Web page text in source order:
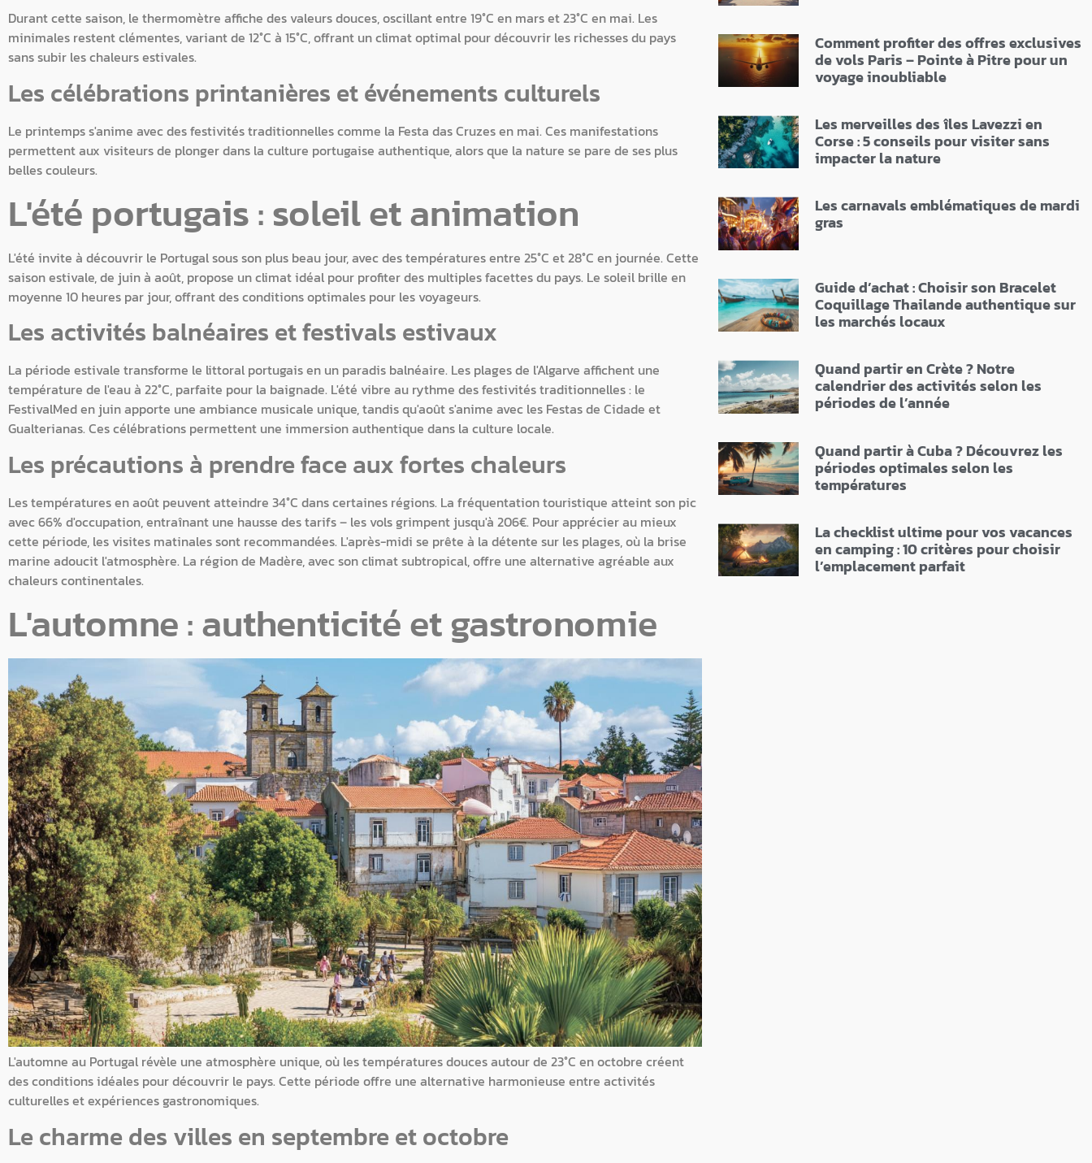
Durant cette saison, le thermomètre affiche des valeurs douces, oscillant entre 19°C en mars et 23°C en mai. Les
minimales restent clémentes, variant de 12°C à 15°C, offrant un climat optimal pour découvrir les richesses du pays
sans subir les chaleurs estivales.
Les célébrations printanières et événements culturels
Le printemps s'anime avec des festivités traditionnelles comme la Festa das Cruzes en mai. Ces manifestations
permettent aux visiteurs de plonger dans la culture portugaise authentique, alors que la nature se pare de ses plus
belles couleurs.
L'été portugais : soleil et animation
L'été invite à découvrir le Portugal sous son plus beau jour, avec des températures entre 25°C et 28°C en journée. Cette
saison estivale, de juin à août, propose un climat idéal pour profiter des multiples facettes du pays. Le soleil brille en
moyenne 10 heures par jour, offrant des conditions optimales pour les voyageurs.
Les activités balnéaires et festivals estivaux
La période estivale transforme le littoral portugais en un paradis balnéaire. Les plages de l'Algarve affichent une
température de l'eau à 22°C, parfaite pour la baignade. L'été vibre au rythme des festivités traditionnelles : le
FestivalMed en juin apporte une ambiance musicale unique, tandis qu'août s'anime avec les Festas de Cidade et
Gualterianas. Ces célébrations permettent une immersion authentique dans la culture locale.
Les précautions à prendre face aux fortes chaleurs
Les températures en août peuvent atteindre 34°C dans certaines régions. La fréquentation touristique atteint son pic
avec 66% d'occupation, entraînant une hausse des tarifs – les vols grimpent jusqu'à 206€. Pour apprécier au mieux
cette période, les visites matinales sont recommandées. L'après-midi se prête à la détente sur les plages, où la brise
marine adoucit l'atmosphère. La région de Madère, avec son climat subtropical, offre une alternative agréable aux
chaleurs continentales.
L'automne : authenticité et gastronomie
L'automne au Portugal révèle une atmosphère unique, où les températures douces autour de 23°C en octobre créent
des conditions idéales pour découvrir le pays. Cette période offre une alternative harmonieuse entre activités
culturelles et expériences gastronomiques.
Le charme des villes en septembre et octobre
Comment profiter des offres exclusives
de vols Paris – Pointe à Pitre pour un
voyage inoubliable
Les merveilles des îles Lavezzi en
Corse : 5 conseils pour visiter sans
impacter la nature
Les carnavals emblématiques de mardi
gras
Guide d’achat : Choisir son Bracelet
Coquillage Thailande authentique sur
les marchés locaux
Quand partir en Crète ? Notre
calendrier des activités selon les
périodes de l’année
Quand partir à Cuba ? Découvrez les
périodes optimales selon les
températures
La checklist ultime pour vos vacances
en camping : 10 critères pour choisir
l’emplacement parfait